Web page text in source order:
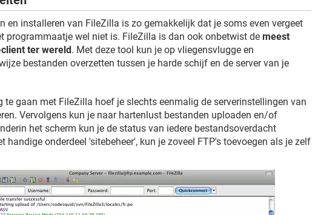
en installeren van FileZilla is zo gemakkelijk dat je soms even vergeet
programmaatje wel niet is. FileZilla is dan ook onbetwist de meest
ter wereld. Met deze tool kun je op vliegensvlugge en
bestanden overzetten tussen je harde schijf en de server van je
te gaan met FileZilla hoef je slechts eenmalig de serverinstellingen van
Vervolgens kun je naar hartenlust bestanden uploaden en/of
het scherm kun je de status van iedere bestandsoverdacht
handige onderdeel 'sitebeheer', kun je zoveel FTP's toevoegen als je zelf